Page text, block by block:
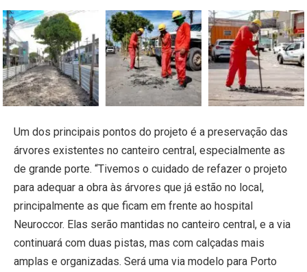
Um dos principais pontos do projeto é a preservação das
árvores existentes no canteiro central, especialmente as
de grande porte. “Tivemos o cuidado de refazer o projeto
para adequar a obra às árvores que já estão no local,
principalmente as que ficam em frente ao hospital
Neuroccor. Elas serão mantidas no canteiro central, e a via
continuará com duas pistas, mas com calçadas mais
amplas e organizadas. Será uma via modelo para Porto